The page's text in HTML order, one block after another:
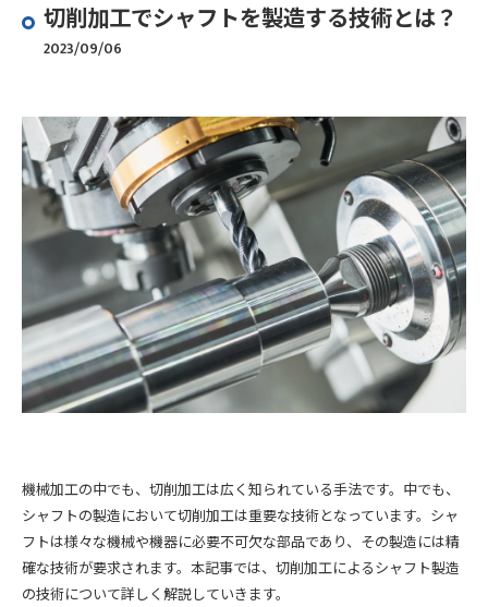
切削加工でシャフトを製造する技術とは？
2023/09/06
機械加工の中でも、切削加工は広く知られている手法です。中でも、
シャフトの製造において切削加工は重要な技術となっています。シャ
フトは様々な機械や機器に必要不可欠な部品であり、その製造には精
確な技術が要求されます。本記事では、切削加工によるシャフト製造
の技術について詳しく解説していきます。